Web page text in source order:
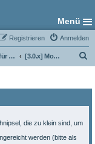
Menü
Anmelden
Registrieren
Foren für phpBB 3.0 [3.0.x] Mod-Foren
die zu klein sind, um
werden (bitte als